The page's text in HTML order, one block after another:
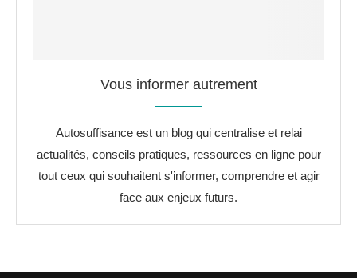
Vous informer autrement
Autosuffisance est un blog qui centralise et relai
actualités, conseils pratiques, ressources en ligne pour
tout ceux qui souhaitent s'informer, comprendre et agir
face aux enjeux futurs.